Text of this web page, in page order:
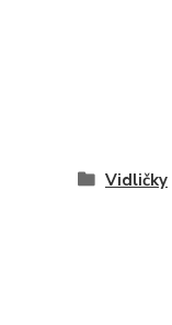
Vidličky